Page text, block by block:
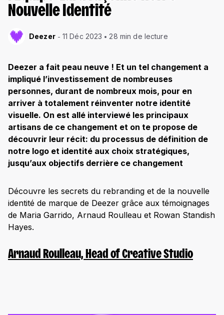
Nouvelle Identité
Deezer 11 Déc 2023 28 min de lecture
Deezer a fait peau neuve ! Et un tel changement a
impliqué l’investissement de nombreuses
personnes, durant de nombreux mois, pour en
arriver à totalement réinventer notre identité
visuelle. On est allé interviewé les principaux
artisans de ce changement et on te propose de
découvrir leur récit: du processus de définition de
notre logo et identité aux choix stratégiques,
jusqu’aux objectifs derrière ce changement
Découvre les secrets du rebranding et de la nouvelle
identité de marque de Deezer grâce aux témoignages
de Maria Garrido, Arnaud Roulleau et Rowan Standish
Hayes.
Arnaud Roulleau, Head of Creative Studio